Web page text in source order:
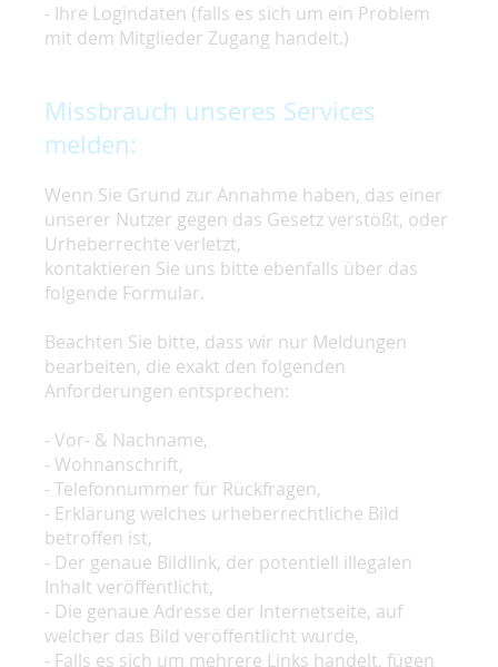
- Ihre Logindaten (falls es sich um ein Problem
mit dem Mitglieder Zugang handelt.)
Missbrauch unseres Services
melden:
Wenn Sie Grund zur Annahme haben, das einer
unserer Nutzer gegen das Gesetz verstößt, oder
Urheberrechte verletzt,
kontaktieren Sie uns bitte ebenfalls über das
folgende Formular.
Beachten Sie bitte, dass wir nur Meldungen
bearbeiten, die exakt den folgenden
Anforderungen entsprechen:
- Vor- & Nachname,
- Wohnanschrift,
- Telefonnummer für Rückfragen,
- Erklärung welches urheberrechtliche Bild
betroffen ist,
- Der genaue Bildlink, der potentiell illegalen
Inhalt veröffentlicht,
- Die genaue Adresse der Internetseite, auf
welcher das Bild veröffentlicht wurde,
- Falls es sich um mehrere Links handelt, fügen